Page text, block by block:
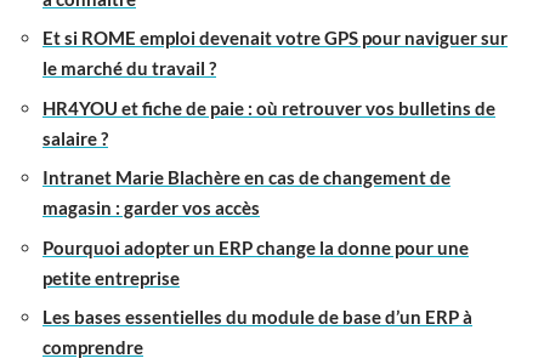
Et si ROME emploi devenait votre GPS pour naviguer sur
le marché du travail ?
HR4YOU et fiche de paie : où retrouver vos bulletins de
salaire ?
Intranet Marie Blachère en cas de changement de
magasin : garder vos accès
Pourquoi adopter un ERP change la donne pour une
petite entreprise
Les bases essentielles du module de base d’un ERP à
comprendre